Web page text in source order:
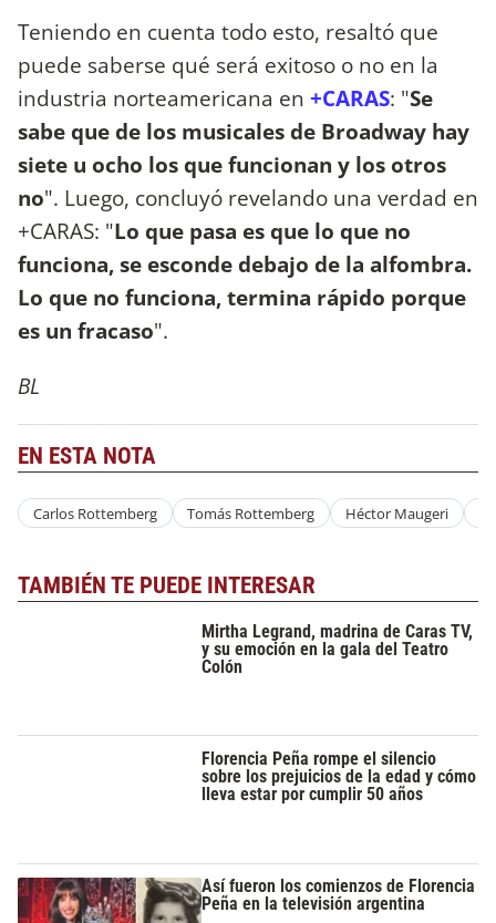
Teniendo en cuenta todo esto, resaltó que
puede saberse qué será exitoso o no en la
industria norteamericana en +CARAS: "Se
sabe que de los musicales de Broadway hay
siete u ocho los que funcionan y los otros
no". Luego, concluyó revelando una verdad en
+CARAS: "Lo que pasa es que lo que no
funciona, se esconde debajo de la alfombra.
Lo que no funciona, termina rápido porque
es un fracaso".
BL
EN ESTA NOTA
Carlos Rottemberg Tomás Rottemberg Héctor Maugeri
TAMBIÉN TE PUEDE INTERESAR
Mirtha Legrand, madrina de Caras TV,
y su emoción en la gala del Teatro
Colón
Florencia Peña rompe el silencio
sobre los prejuicios de la edad y cómo
lleva estar por cumplir 50 años
Así fueron los comienzos de Florencia
Peña en la televisión argentina